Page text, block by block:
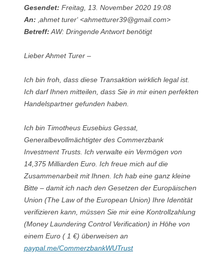
Gesendet: Freitag, 13. November 2020 19:08
An: ‚ahmet turer‘ <ahmetturer39@gmail.com>
Betreff: AW: Dringende Antwort benötigt
Lieber Ahmet Turer –
Ich bin froh, dass diese Transaktion wirklich legal ist.
Ich darf Ihnen mitteilen, dass Sie in mir einen perfekten
Handelspartner gefunden haben.
Ich bin Timotheus Eusebius Gessat,
Generalbevollmächtigter des Commerzbank
Investment Trusts. Ich verwalte ein Vermögen von
14,375 Milliarden Euro. Ich freue mich auf die
Zusammenarbeit mit Ihnen. Ich hab eine ganz kleine
Bitte – damit ich nach den Gesetzen der Europäischen
Union (The Law of the European Union) Ihre Identität
verifizieren kann, müssen Sie mir eine Kontrollzahlung
(Money Laundering Control Verification) in Höhe von
einem Euro ( 1 €) überweisen an
paypal.me/CommerzbankWUTrust